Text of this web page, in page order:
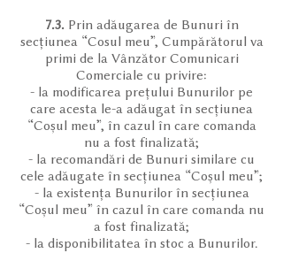
7.3. Prin adăugarea de Bunuri în
secțiunea “Cosul meu”, Cumpărătorul va
primi de la Vânzător Comunicari
Comerciale cu privire:
- la modificarea prețului Bunurilor pe
care acesta le-a adăugat în secțiunea
“Coșul meu”, în cazul în care comanda
nu a fost finalizată;
- la recomandări de Bunuri similare cu
cele adăugate în secțiunea “Coșul meu”;
- la existența Bunurilor în secțiunea
“Coșul meu” în cazul în care comanda nu
a fost finalizată;
- la disponibilitatea în stoc a Bunurilor.